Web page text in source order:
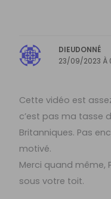
DIEUDONNÉ
23/09/2023 À
Cette vidéo est
c’est pas ma tasse
Britanniques. Pas
motivé.
Merci quand même,
sous votre toit.